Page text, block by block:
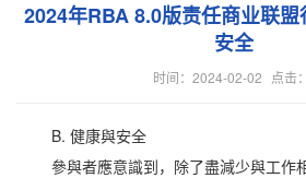
2024年RBA 8.0版责任商业联
安全
时间：2024-02-02 点击：
B. 健康與安全
參與者應意識到，除了盡減少與工作